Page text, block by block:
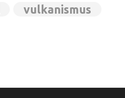
vulkanismus